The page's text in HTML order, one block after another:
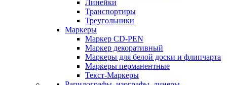
Линейки
Транспортиры
Треугольники
Маркеры
Маркер CD-PEN
Маркер декоративный
Маркеры для белой доски и флипчарта
Маркеры перманентные
Текст-Маркеры